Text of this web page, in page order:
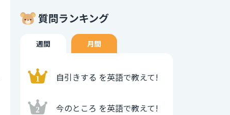
質問ランキング
週間 月間
自引きする を英語で教えて!
今のところ を英語で教えて!